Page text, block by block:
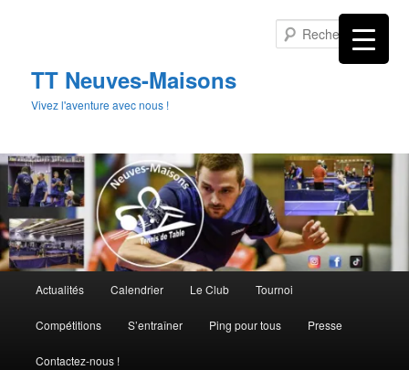
TT Neuves-Maisons
Vivez l'aventure avec nous !
principal
Actualités Calendrier Le Club Tournoi
Compétitions S’entraîner Ping pour tous Presse
Contactez-nous !